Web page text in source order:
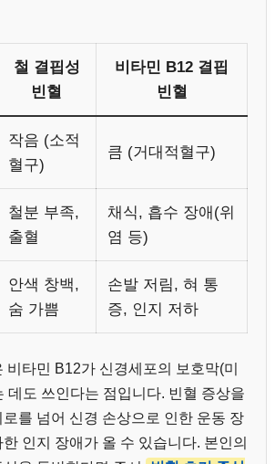
철 결핍성
빈혈
비타민 B12 결핍
빈혈
작음 (소적
혈구)
큼 (거대적혈구)
철분 부족,
출혈
채식, 흡수 장애(위
염 등)
안색 창백,
숨 가쁨
손발 저림, 혀 통
증, 인지 저하
비타민 B12가 신경세포의 보호막(미
데도 쓰인다는 점입니다. 빈혈 증상을
를 넘어 신경 손상으로 인한 운동 장
인지 장애가 올 수 있습니다. 본인의